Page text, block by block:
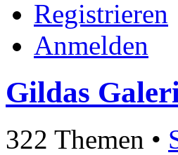
Registrieren
Anmelden
Gildas
322 Themen •